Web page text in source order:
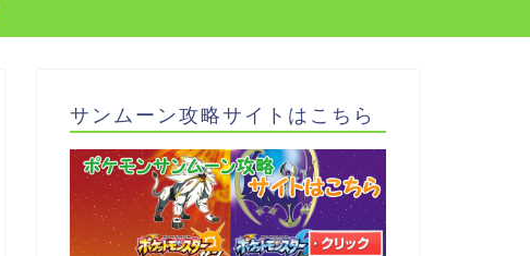
サンムーン攻略サイトはこちら